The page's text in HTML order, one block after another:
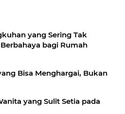
yang Sering Tak
bagi Rumah
Bisa Menghargai, Bukan
yang Sulit Setia pada